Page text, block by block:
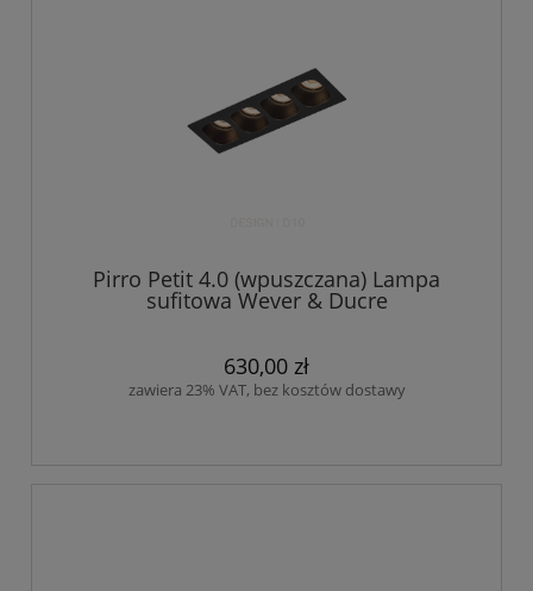
Pirro Petit 4.0 (wpuszczana) Lampa
sufitowa Wever & Ducre
630,00 zł
zawiera 23% VAT, bez kosztów dostawy